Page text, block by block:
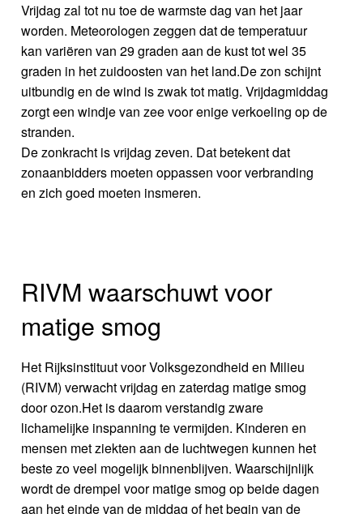
Vrijdag zal tot nu toe de warmste dag van het jaar
worden. Meteorologen zeggen dat de temperatuur
kan variëren van 29 graden aan de kust tot wel 35
graden in het zuidoosten van het land.De zon schijnt
uitbundig en de wind is zwak tot matig. Vrijdagmiddag
zorgt een windje van zee voor enige verkoeling op de
stranden.
De zonkracht is vrijdag zeven. Dat betekent dat
zonaanbidders moeten oppassen voor verbranding
en zich goed moeten insmeren.
RIVM waarschuwt voor
matige smog
Het Rijksinstituut voor Volksgezondheid en Milieu
(RIVM) verwacht vrijdag en zaterdag matige smog
door ozon.Het is daarom verstandig zware
lichamelijke inspanning te vermijden. Kinderen en
mensen met ziekten aan de luchtwegen kunnen het
beste zo veel mogelijk binnenblijven. Waarschijnlijk
wordt de drempel voor matige smog op beide dagen
aan het einde van de middag of het begin van de